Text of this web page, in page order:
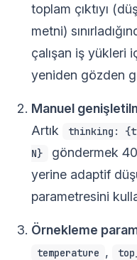
toplam çıktıyı
metni)
çalışan iş yükleri
yeniden gözden
Manuel
Artık
thinking:
N}
göndermek
yerine adaptif
parametresini
Örnekleme
temperature ,